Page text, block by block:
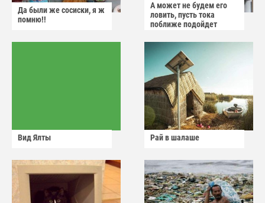
Да были же сосиски, я ж
помню!!
А может не будем его
ловить, пусть тока
поближе подойдет
Вид Ялты Рай в шалаше